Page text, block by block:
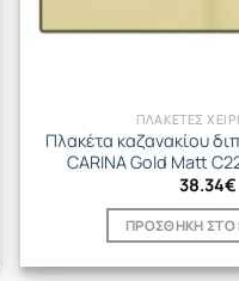
ΠΛΑΚΕΤΕΣ
Πλακέτα καζανακίου
CARINA Gold Matt
38.34€
ΠΡΟΣΘΉΚΗ ΣΤΟ